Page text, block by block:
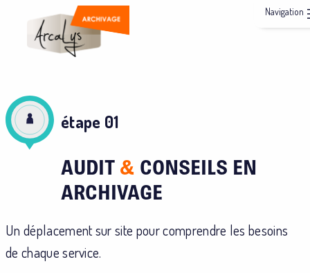
étape 01
AUDIT & CONSEILS EN
ARCHIVAGE
Un déplacement sur site pour comprendre les besoins
de chaque service.